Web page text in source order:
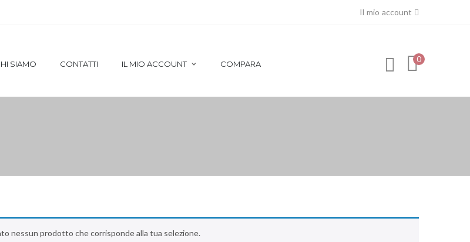
Il mio account
SIAMO CONTATTI IL MIO ACCOUNT COMPARA 0
nessun prodotto che corrisponde alla tua selezione.